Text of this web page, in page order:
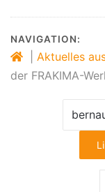
NAVIGATION:
Aktuelles
der FRAKIMA-